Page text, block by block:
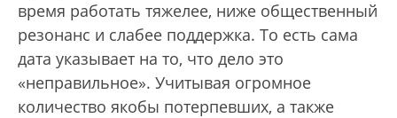
время работать тяжелее, ниже общественный
резонанс и слабее поддержка. То есть сама
дата указывает на то, что дело это
«неправильное». Учитывая огромное
количество якобы потерпевших, а также